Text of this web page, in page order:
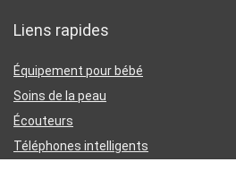
Liens rapides
Équipement pour bébé
Soins de la peau
Écouteurs
Téléphones intelligents